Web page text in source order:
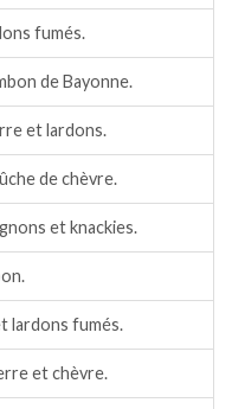
fumés.
de Bayonne.
et lardons.
de chèvre.
et knackies.
lardons fumés.
et chèvre.